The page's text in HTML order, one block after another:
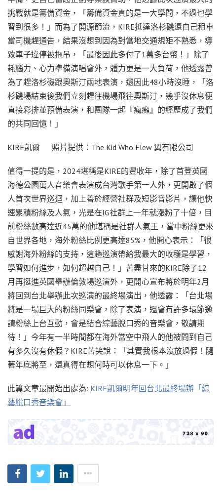
挑戰就是籌備資金，「籌備資金真的是一大學問，不過也學
習到很多！」而為了開源節流，KIRE抵達洛杉磯還自己租車
當司機趕通告，結果沒想到因為對當地交通規矩不熟悉，導
致車子違停被拖吊，「最後因此多付了1萬多台幣！」除了
耗腦力、心力準備演唱會外，體力更是一大負荷，他透露曾
為了趕洛杉磯跟奧斯汀兩地表演，還因此48小時沒睡，「洛
杉磯場結束後我們立刻趕往機場飛往奧斯汀，幾乎沒休息便
直接彩排並預備表演，和團隊一起『瘋癱』的經歷成了我們
的共同回憶！」
KIRE凱爾 照片提供：The Kid Who Flew 翼有限公司
值得一提的是，2024堪稱是KIRE的豐收年，除了首登英國
海德公園萬人音樂會表演成台灣歌手第一人外，更開啟了個
人首次世界巡迴，加上善於經營社群及短影音影片，讓他快
速累積粉絲及人氣，光是在IG社群上一年就漲粉了十倍，目
前粉絲數高達近45萬的他堪稱是社群人氣王，當中粉絲更來
自世界各地，海外粉絲比例更高達85%，他開心表示：「很
感謝海外粉絲的支持，這趟巡演帶給我最大的收穫是學習，
學習如何進步，如何超越自己！」苦盡甘來的KIRE除了12
月再挺進英國舉辦倫敦場巡演外，更開心宣布將於明年2月
將回到台北舉辦此次巡演的最終場演出，他透露：「台北場
將是一場巨大的粉絲同樂會，除了表演，還會有許多環節邀
請粉絲上台互動，會是結合綜藝脫口秀的音樂會，敬請期
待！」今年有一半時間都在海外當空中飛人的他被問到自己
有多久沒有休假？KIRE苦笑說：「其實我根本沒放過假！隨
著年底將至，還真得在想何時可以休息一下。」
此篇文章最開始出處為: KIRE凱爾明年回台北最終場辦「綜
藝脫口秀音樂會」